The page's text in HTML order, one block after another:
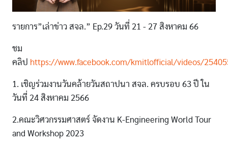
รายการ”เล่าข่าว สจล.” Ep.29 วันที่ 21 - 27 สิงหาคม 66
ชม
คลิป https://www.facebook.com/kmitlofficial/videos/
1. เชิญร่วมงานวันคล้ายวันสถาปนา สจล. ครบรอบ 63 ปี ใน
วันที่ 24 สิงหาคม 2566
2.คณะวิศวกรรมศาสตร์ จัดงาน K-Engineering World Tour
and Workshop 2023